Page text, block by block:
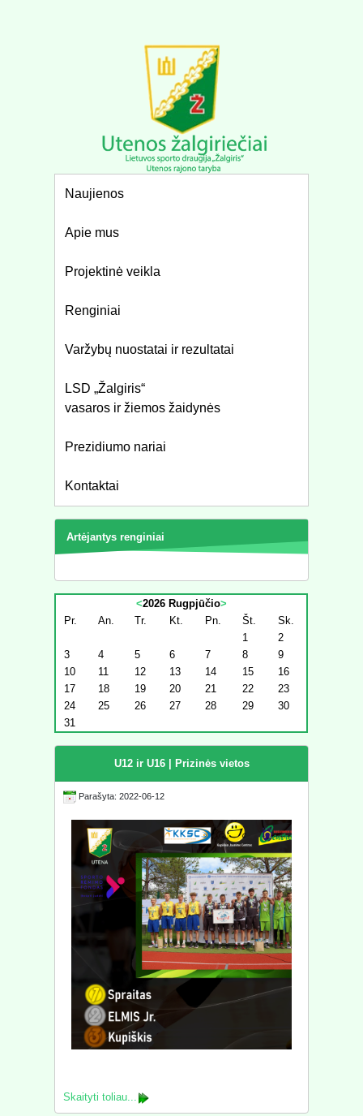
Naujienos
Apie mus
Projektinė veikla
Renginiai
Varžybų nuostatai ir rezultatai
LSD „Žalgiris“
vasaros ir žiemos žaidynės
Prezidiumo nariai
Kontaktai
Artėjantys renginiai
<2026 Rugpjūčio>
Pr.
An. Tr. Kt. Pn. Št.
Sk.
1
2
3
4 5 6 7 8
9
10
11 12 13 14 15
16
17
18 19 20 21 22
23
24
25 26 27 28 29
30
31
U12 ir U16 | Prizinės vietos
Parašyta: 2022-06-12
Skaityti toliau...